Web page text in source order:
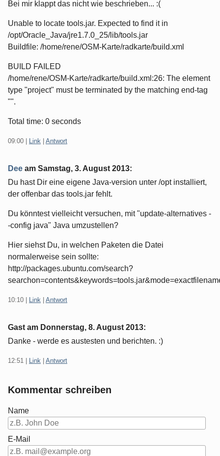
Bei mir klappt das nicht wie beschrieben... :(
Unable to locate tools.jar. Expected to find it in
/opt/Oracle_Java/jre1.7.0_25/lib/tools.jar
Buildfile: /home/rene/OSM-Karte/radkarte/build.xml
BUILD FAILED
/home/rene/OSM-Karte/radkarte/build.xml:26: The element
type "project" must be terminated by the matching end-tag
"".
Total time: 0 seconds
09:00 Link Antwort
Dee am Samstag, 3. August 2013:
Du hast Dir eine eigene Java-version unter /opt installiert,
der offenbar das tools.jar fehlt.
Du könntest vielleicht versuchen, mit "update-alternatives -
-config java" Java umzustellen?
Hier siehst Du, in welchen Paketen die Datei
normalerweise sein sollte:
http://packages.ubuntu.com/search?
10:10 Link Antwort
Gast am Donnerstag, 8. August 2013:
Danke - werde es austesten und berichten. :)
12:51 Link Antwort
Kommentar schreiben
Name
E-Mail